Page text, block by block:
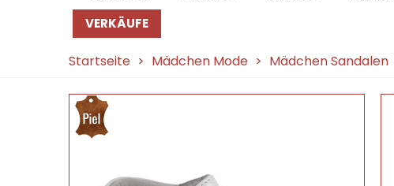
VERKÄUFE
Startseite > Mädchen Mode > Mädchen Sandalen